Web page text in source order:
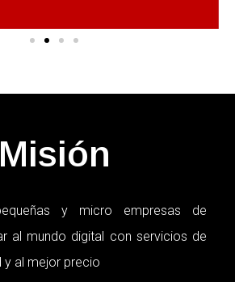
Misión
y micro empresas de
al mundo digital con servicios de
y al mejor precio